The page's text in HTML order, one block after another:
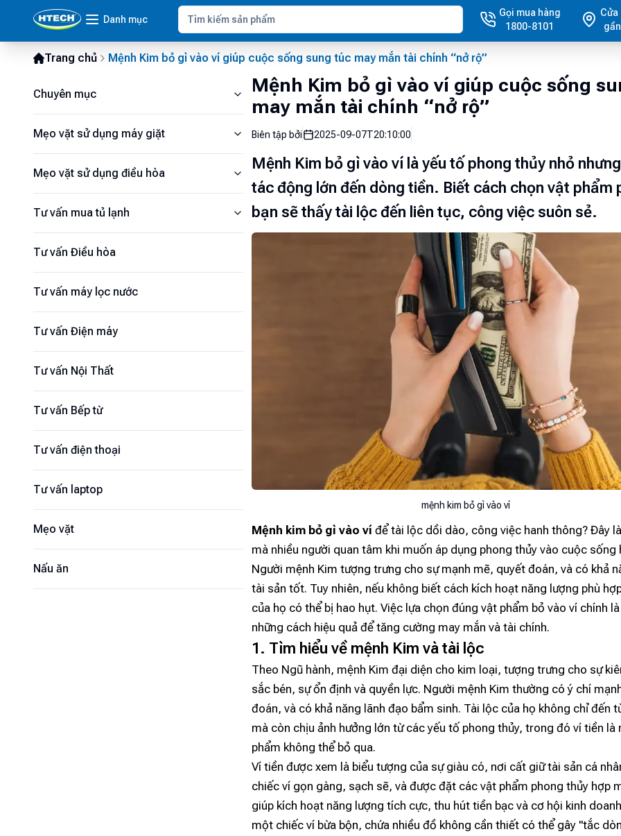
Danh mục
Gọi mua hàng
1800-8101
Cửa
Trang chủ Mệnh Kim bỏ gì vào ví giúp cuộc sống sung túc may mắn tài chính “nở rộ”
Chuyên mục
Mẹo vặt sử dụng máy giặt
Mẹo vặt sử dụng điều hòa
Tư vấn mua tủ lạnh
Tư vấn Điều hòa
Tư vấn máy lọc nước
Tư vấn Điện máy
Tư vấn Nội Thất
Tư vấn Bếp từ
Tư vấn điện thoại
Tư vấn laptop
Mẹo vặt
Nấu ăn
Mệnh Kim bỏ gì vào ví giúp cuộc sống
may mắn tài chính “nở rộ”
Biên tập bởi 2025-09-07T20:10:00
Mệnh Kim bỏ gì vào ví là yếu tố phong thủy nhỏ
tác động lớn đến dòng tiền. Biết cách chọn vật phẩm
bạn sẽ thấy tài lộc đến liên tục, công việc suôn sẻ.
mệnh kim bỏ gì vào ví
Mệnh kim bỏ gì vào ví để tài lộc dồi dào, công việc hanh thông? Đây
mà nhiều người quan tâm khi muốn áp dụng phong thủy vào cuộc sống
Người mệnh Kim tượng trưng cho sự mạnh mẽ, quyết đoán, và có khả
tài sản tốt. Tuy nhiên, nếu không biết cách kích hoạt năng lượng phù
của họ có thể bị hao hụt. Việc lựa chọn đúng vật phẩm bỏ vào ví chính
những cách hiệu quả để tăng cường may mắn và tài chính.
1. Tìm hiểu về mệnh Kim và tài lộc
Theo Ngũ hành, mệnh Kim đại diện cho kim loại, tượng trưng cho sự
sắc bén, sự ổn định và quyền lực. Người mệnh Kim thường có ý chí
đoán, và có khả năng lãnh đạo bẩm sinh. Tài lộc của họ không chỉ đến
mà còn chịu ảnh hưởng lớn từ các yếu tố phong thủy, trong đó ví tiền là
phẩm không thể bỏ qua.
Ví tiền được xem là biểu tượng của sự giàu có, nơi cất giữ tài sản cá
chiếc ví gọn gàng, sạch sẽ, và được đặt các vật phẩm phong thủy hợp
giúp kích hoạt năng lượng tích cực, thu hút tiền bạc và cơ hội kinh
một chiếc ví bừa bộn, chứa nhiều đồ không cần thiết có thể gây "tắc